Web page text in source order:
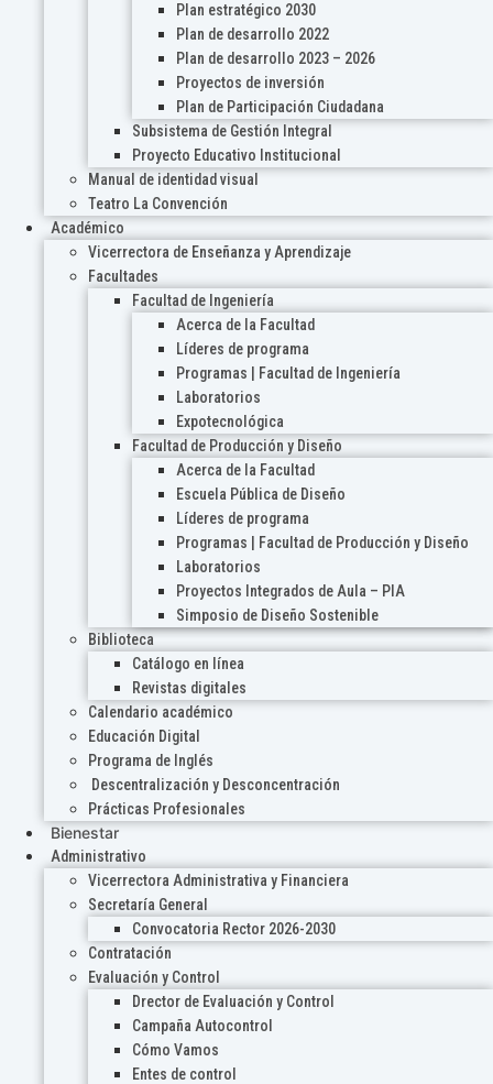
Plan estratégico 2030
Plan de desarrollo 2022
Plan de desarrollo 2023 – 2026
Proyectos de inversión
Plan de Participación Ciudadana
Subsistema de Gestión Integral
Proyecto Educativo Institucional
Manual de identidad visual
Teatro La Convención
Académico
Vicerrectora de Enseñanza y Aprendizaje
Facultades
Facultad de Ingeniería
Acerca de la Facultad
Líderes de programa
Programas | Facultad de Ingeniería
Laboratorios
Expotecnológica
Facultad de Producción y Diseño
Acerca de la Facultad
Escuela Pública de Diseño
Líderes de programa
Programas | Facultad de Producción y Diseño
Laboratorios
Proyectos Integrados de Aula – PIA
Simposio de Diseño Sostenible
Biblioteca
Catálogo en línea
Revistas digitales
Calendario académico
Educación Digital
Programa de Inglés
Descentralización y Desconcentración
Prácticas Profesionales
Bienestar
Administrativo
Vicerrectora Administrativa y Financiera
Secretaría General
Convocatoria Rector 2026-2030
Contratación
Evaluación y Control
Drector de Evaluación y Control
Campaña Autocontrol
Cómo Vamos
Entes de control